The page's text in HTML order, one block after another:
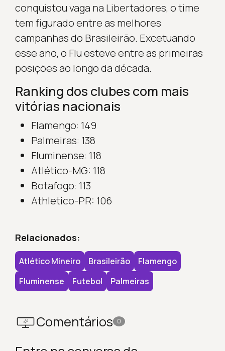
conquistou vaga na Libertadores, o time
tem figurado entre as melhores
campanhas do Brasileirão. Excetuando
esse ano, o Flu esteve entre as primeiras
posições ao longo da década.
Ranking dos clubes com mais
vitórias nacionais
Flamengo: 149
Palmeiras: 138
Fluminense: 118
Atlético-MG: 118
Botafogo: 113
Athletico-PR: 106
Relacionados:
Atlético Mineiro Brasileirão
Flamengo
Fluminense
Futebol Palmeiras
Comentários 0